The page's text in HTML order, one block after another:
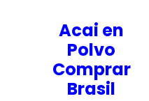
Acai en
Polvo
Comprar
Brasil